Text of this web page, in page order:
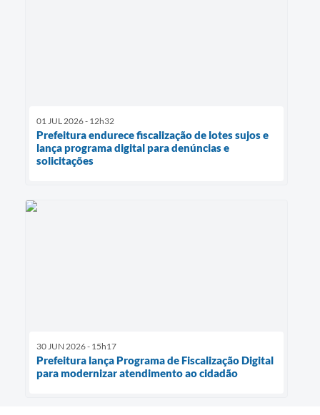
01 JUL 2026 - 12h32
Prefeitura endurece fiscalização de lotes sujos e
lança programa digital para denúncias e
solicitações
30 JUN 2026 - 15h17
Prefeitura lança Programa de Fiscalização Digital
para modernizar atendimento ao cidadão